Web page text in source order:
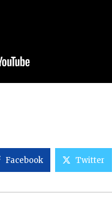
Facebook Twitter